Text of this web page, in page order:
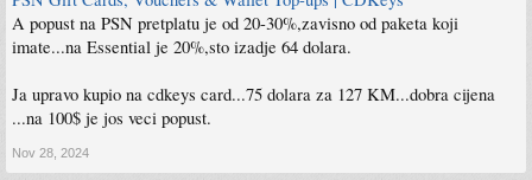
A popust na PSN pretplatu je od 20-30%,zavisno od paketa koji
imate...na Essential je 20%,sto izadje 64 dolara.
Ja upravo kupio na cdkeys card...75 dolara za 127 KM...dobra cijena
...na 100$ je jos veci popust.
Nov 28, 2024